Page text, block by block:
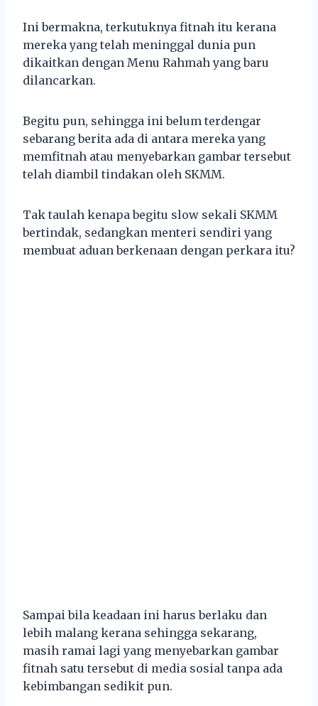
Ini bermakna, terkutuknya fitnah itu kerana
mereka yang telah meninggal dunia pun
dikaitkan dengan Menu Rahmah yang baru
dilancarkan.
Begitu pun, sehingga ini belum terdengar
sebarang berita ada di antara mereka yang
memfitnah atau menyebarkan gambar tersebut
telah diambil tindakan oleh SKMM.
Tak taulah kenapa begitu slow sekali SKMM
bertindak, sedangkan menteri sendiri yang
membuat aduan berkenaan dengan perkara itu?
Sampai bila keadaan ini harus berlaku dan
lebih malang kerana sehingga sekarang,
masih ramai lagi yang menyebarkan gambar
fitnah satu tersebut di media sosial tanpa ada
kebimbangan sedikit pun.